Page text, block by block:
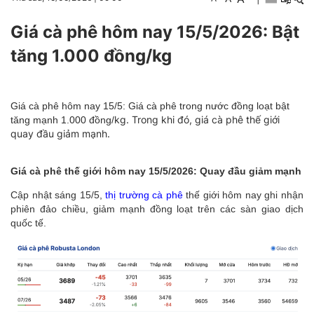
Giá cà phê hôm nay 15/5/2026: Bật
tăng 1.000 đồng/kg
Giá cà phê hôm nay 15/5: Giá cà phê trong nước đồng loạt bật
tăng mạnh 1.000 đồng/kg. Trong khi đó, giá cà phê thế giới
quay đầu giảm mạnh.
Giá cà phê thế giới hôm nay 15/5/2026: Quay đầu giảm mạnh
Cập nhật sáng 15/5,thị trường cà phêthế giới hôm nay ghi nhận
phiên đảo chiều, giảm mạnh đồng loạt trên các sàn giao dịch
quốc tế.